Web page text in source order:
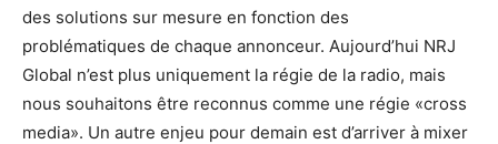
des solutions sur mesure en fonction des
problématiques de chaque annonceur. Aujourd’hui NRJ
Global n’est plus uniquement la régie de la radio, mais
nous souhaitons être reconnus comme une régie «cross
media». Un autre enjeu pour demain est d’arriver à mixer